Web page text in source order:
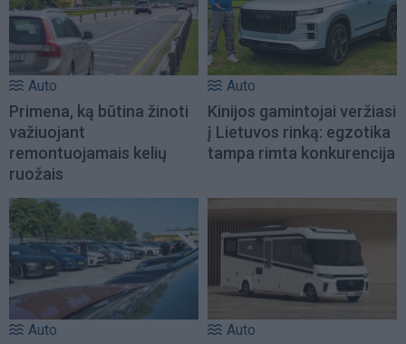
Auto
Primena, ką būtina žinoti
važiuojant
remontuojamais kelių
ruožais
Auto
Kinijos gamintojai veržiasi
į Lietuvos rinką: egzotika
tampa rimta konkurencija
Auto Auto